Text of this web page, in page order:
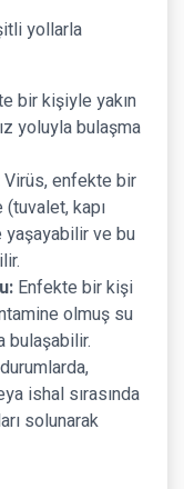
yollarla
bir kişiyle yakın
yoluyla bulaşma
Virüs, enfekte bir
kapı
yaşayabilir ve bu
Enfekte bir kişi
olmuş su
bulaşabilir.
ishal sırasında
solunarak